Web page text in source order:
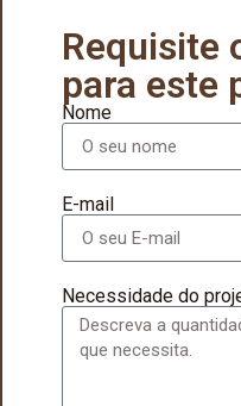
Requisite
para este
Nome
E-mail
Necessidade do